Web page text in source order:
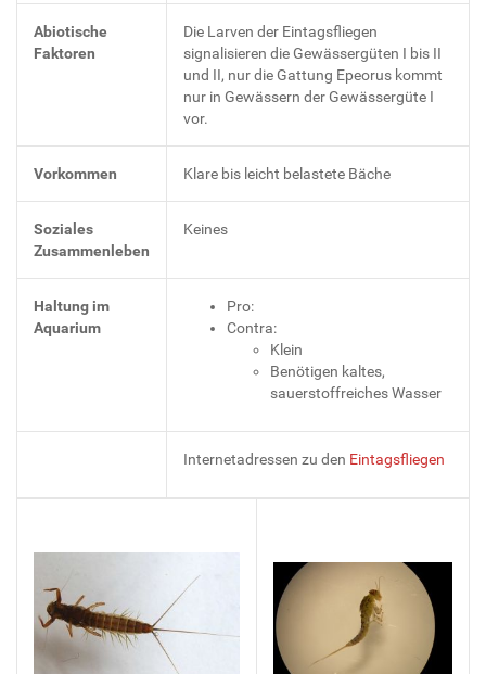
Abiotische
Faktoren
Die Larven der Eintagsfliegen
signalisieren die Gewässergüten I bis II
und II, nur die Gattung Epeorus kommt
nur in Gewässern der Gewässergüte I
vor.
Vorkommen Klare bis leicht belastete Bäche
Soziales
Zusammenleben
Keines
Haltung im
Aquarium
Pro:
Contra:
Klein
Benötigen kaltes,
sauerstoffreiches Wasser
Internetadressen zu den Eintagsfliegen